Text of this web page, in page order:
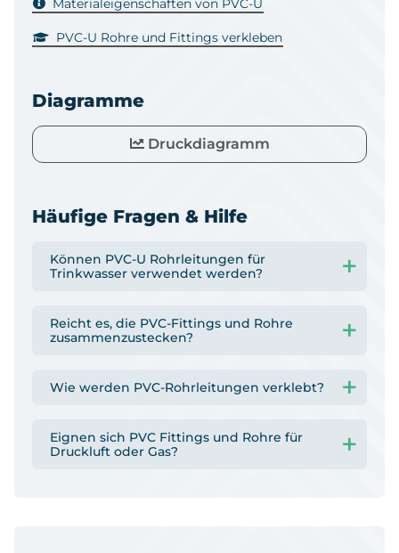
Materialeigenschaften von PVC-U
PVC-U Rohre und Fittings verkleben
Diagramme
Druckdiagramm
Häufige Fragen & Hilfe
Können PVC-U Rohrleitungen für
Trinkwasser verwendet werden?
Reicht es, die PVC-Fittings und Rohre
zusammenzustecken?
Wie werden PVC-Rohrleitungen verklebt?
Eignen sich PVC Fittings und Rohre für
Druckluft oder Gas?